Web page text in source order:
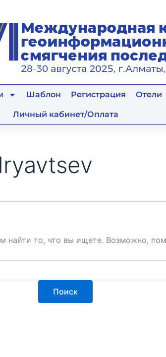
Шаблон Регистрация Отели
Личный кабинет/Оплата
найти то, что вы ищете. Возможно,